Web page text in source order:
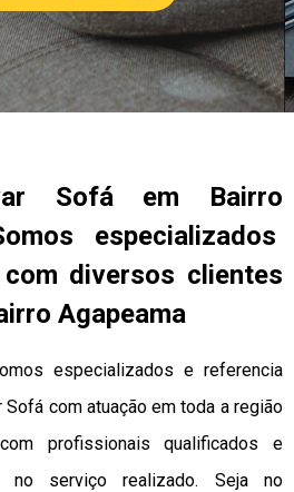
Sofá em Bairro
especializados
diversos clientes
Agapeama
especializados e referencia
com atuação em toda a região
profissionais qualificados e
no serviço realizado. Seja no